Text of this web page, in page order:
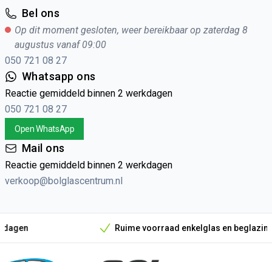
Bel ons
Op dit moment gesloten, weer bereikbaar op zaterdag 8
augustus vanaf 09:00
050 721 08 27
Whatsapp ons
Reactie gemiddeld binnen 2 werkdagen
050 721 08 27
Open WhatsApp
Mail ons
Reactie gemiddeld binnen 2 werkdagen
verkoop@bolglascentrum.nl
Onze unieke verkoopargumenten
Ruime voorraad enkelglas en beglazingsmateriaal